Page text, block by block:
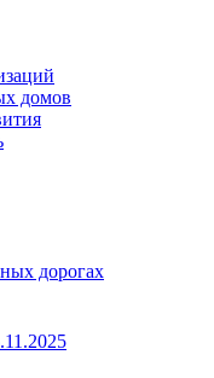
домов
дорогах